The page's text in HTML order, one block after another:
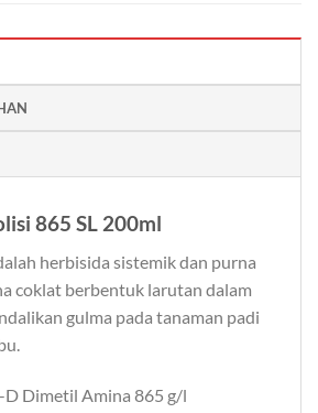
865 SL 200ml
herbisida sistemik dan purna
coklat berbentuk larutan dalam
gulma pada tanaman padi
D Dimetil Amina 865 g/l